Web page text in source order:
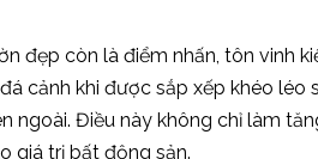
đẹp còn là điểm nhấn, tôn vinh
cảnh khi được sắp xếp khéo léo
ngoài. Điều này không chỉ làm
giá trị bất động sản.